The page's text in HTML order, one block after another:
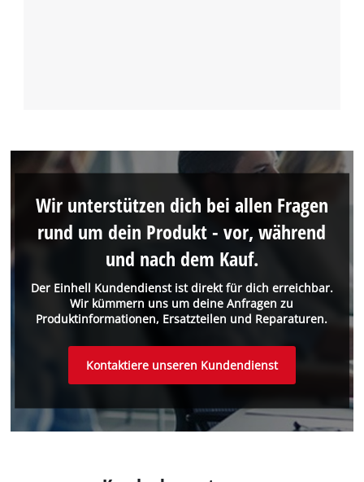
Der Einhell Kundendienst ist direkt für dich erreichbar.
Wir kümmern uns um deine Anfragen zu
Produktinformationen, Ersatzteilen und Reparaturen.
Wir unterstützen dich bei allen Fragen
rund um dein Produkt - vor, während
und nach dem Kauf.
Kontaktiere unseren Kundendienst